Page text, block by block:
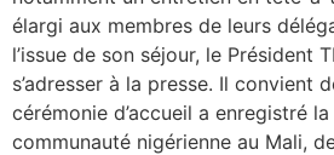
élargi aux membres de leurs
l’issue de son séjour, le Président
s’adresser à la presse. Il convient
cérémonie d’accueil a enregistré
communauté nigérienne au Mali,